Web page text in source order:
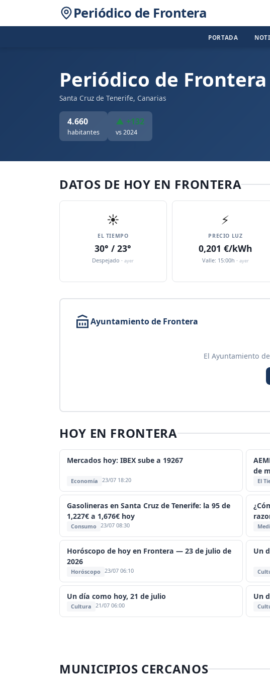
Periódico de Frontera
PORTADA
Periódico de Frontera
Santa Cruz de Tenerife, Canarias
4.660
habitantes
▲ +132
vs 2024
DATOS DE HOY EN FRONTERA
☀️
EL TIEMPO
30° / 23°
Despejado ·ayer
⚡
PRECIO LUZ
0,201 €/kWh
Valle: 15:00h · ayer
Ayuntamiento de Frontera
El Ayuntamiento
HOY EN FRONTERA
Mercados hoy: IBEX sube a 19267
Economía 23/07 18:20
de
El
Gasolineras en Santa Cruz de Tenerife: la 95 de
1,227€ a 1,676€ hoy
Consumo 23/07 08:30
Horóscopo de hoy en Frontera — 23 de julio de
2026
Horóscopo 23/07 06:10
Un
Un día como hoy, 21 de julio
Cultura 21/07 06:00
Un
MUNICIPIOS CERCANOS